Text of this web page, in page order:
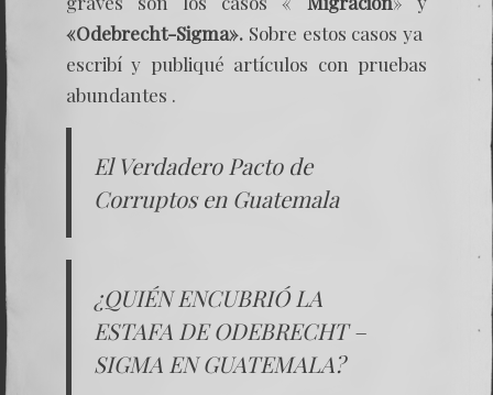
«Odebrecht-Sigma». Sobre estos casos ya
escribí y publiqué artículos con pruebas
abundantes .
El Verdadero Pacto de
Corruptos en Guatemala
¿QUIÉN ENCUBRIÓ LA
ESTAFA DE ODEBRECHT –
SIGMA EN GUATEMALA?